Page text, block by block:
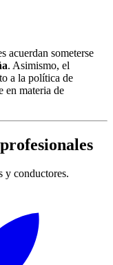
acuerdan someterse
. Asimismo, el
a la política de
en materia de
y conductores.